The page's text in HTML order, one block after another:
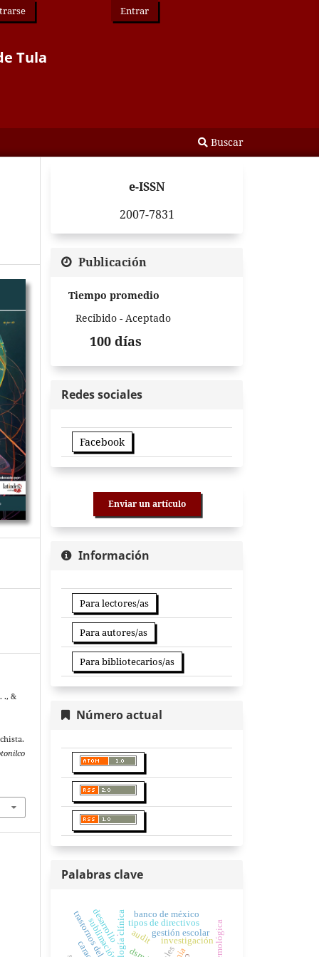
Tula
Buscar
Entrar
., &
e-ISSN
2007-7831
Publicación
Tiempo promedio
Recibido - Aceptado
100 días
Redes sociales
Facebook
Enviar un artículo
Información
Para lectores/as
Para autores/as
Para bibliotecarios/as
Número actual
Palabras clave
investigación
. gestión escolar
tipos de directivos
sublimación audit
desarrollo banco de méxico